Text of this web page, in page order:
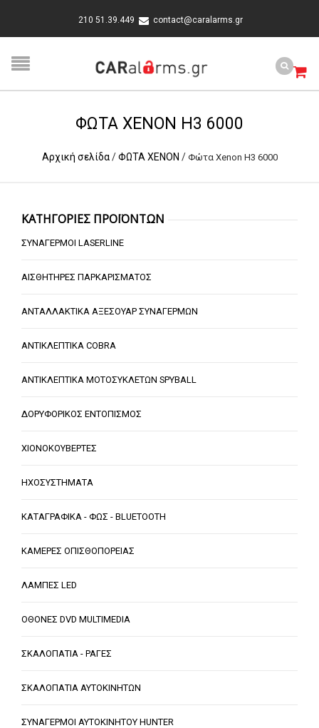
210 51.39.449 contact@caralarms.gr
ΦΏΤΑ XENON H3 6000
Αρχική σελίδα / ΦΩΤΑ XENON / Φώτα Xenon H3 6000
ΚΑΤΗΓΟΡΙΕΣ ΠΡΟΪΟΝΤΩΝ
ΣΥΝΑΓΕΡΜΟΙ LASERLINE
ΑΙΣΘΗΤΗΡΕΣ ΠΑΡΚΑΡΙΣΜΑΤΟΣ
ΑΝΤΑΛΛΑΚΤΙΚΑ ΑΞΕΣΟΥΑΡ ΣΥΝΑΓΕΡΜΩΝ
ΑΝΤΙΚΛΕΠΤΙΚΑ COBRA
ΑΝΤΙΚΛΕΠΤΙΚΑ ΜΟΤΟΣΥΚΛΕΤΩΝ SPYBALL
ΔΟΡΥΦΟΡΙΚΟΣ ΕΝΤΟΠΙΣΜΟΣ
ΧΙΟΝΟΚΟΥΒΕΡΤΕΣ
ΗΧΟΣΥΣΤΗΜΑΤΑ
ΚΑΤΑΓΡΑΦΙΚΑ - ΦΩΣ - BLUETOOTH
ΚΑΜΕΡΕΣ ΟΠΙΣΘΟΠΟΡΕΙΑΣ
ΛΑΜΠΕΣ LED
ΟΘΟΝΕΣ DVD MULTIMEDIA
ΣΚΑΛΟΠΑΤΙΑ - ΡΑΓΕΣ
ΣΚΑΛΟΠΑΤΙΑ ΑΥΤΟΚΙΝΗΤΩΝ
ΣΥΝΑΓΕΡΜΟΙ ΑΥΤΟΚΙΝΗΤΟΥ HUNTER